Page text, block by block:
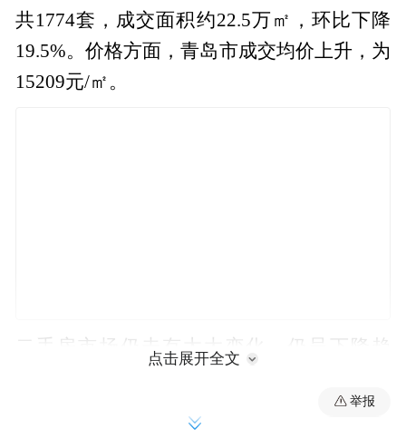
共1774套，成交面积约22.5万㎡，环比下降
19.5%。价格方面，青岛市成交均价上升，为
15209元/㎡。
二手房市场仍未有太大变化，仍呈下降趋
点击展开全文
举报